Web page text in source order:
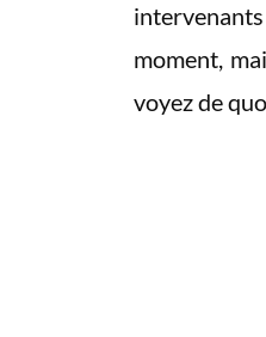
moment,
voyez de